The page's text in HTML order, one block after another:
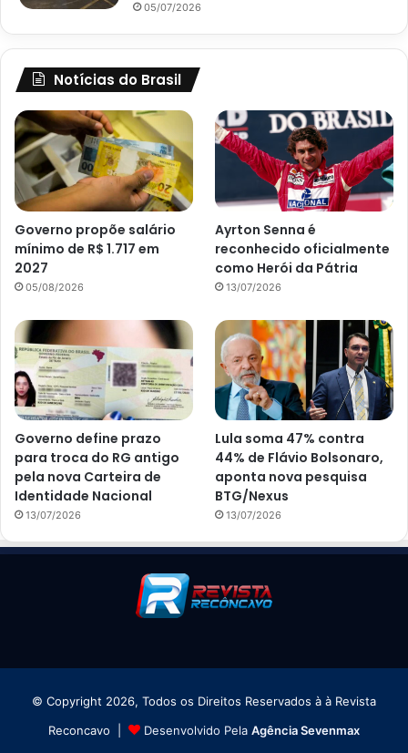
05/07/2026
Notícias do Brasil
Governo propõe salário
mínimo de R$ 1.717 em
2027
05/08/2026
Ayrton Senna é
reconhecido oficialmente
como Herói da Pátria
13/07/2026
Governo define prazo
para troca do RG antigo
pela nova Carteira de
Identidade Nacional
13/07/2026
Lula soma 47% contra
44% de Flávio Bolsonaro,
aponta nova pesquisa
BTG/Nexus
13/07/2026
© Copyright 2026, Todos os Direitos Reservados à à Revista
Reconcavo |
Desenvolvido Pela Agência Sevenmax